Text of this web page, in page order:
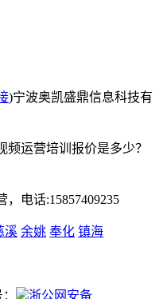
)宁波奥凯盛鼎信息科技有
频运营培训报价是多少？
电话:15857409235
溪 余姚 奉化 镇海
浙公网安备